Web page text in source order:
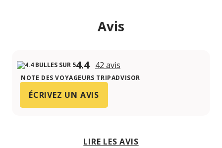
Avis
4.4 42 avis
NOTE DES VOYAGEURS TRIPADVISOR
ÉCRIVEZ UN AVIS
LIRE LES AVIS